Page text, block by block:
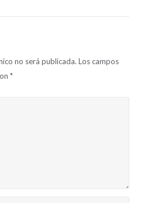
no será publicada. Los campos
*